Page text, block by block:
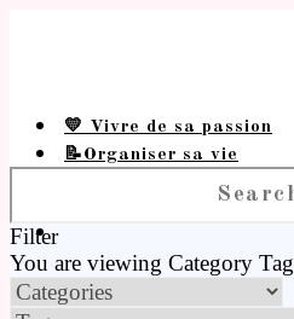
💛 Vivre de sa passion
📝Organiser sa vie
Filter
You are viewing Category Tag